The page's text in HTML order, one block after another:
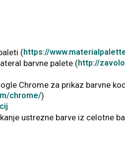
(https://
barvne palete (http://
Chrome za prikaz barvne
chrome/)
ustrezne barve iz celotne